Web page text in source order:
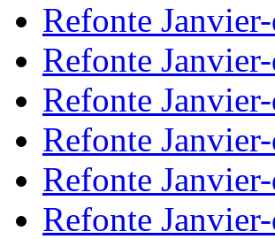
Refonte
Refonte
Refonte
Refonte
Refonte
Refonte